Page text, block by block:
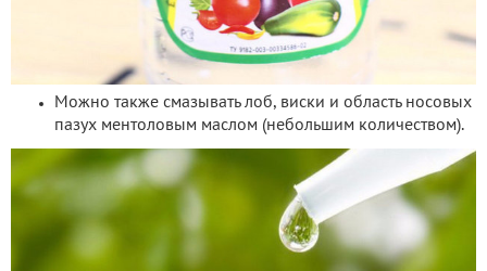
Можно также смазывать лоб, виски и область носовых
пазух ментоловым маслом (небольшим количеством).